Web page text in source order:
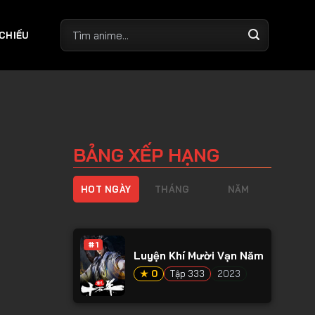
BẢNG XẾP HẠNG
HOT NGÀY THÁNG NĂM
#1
Luyện Khí Mười Vạn Năm
★ 0 Tập 333 2023